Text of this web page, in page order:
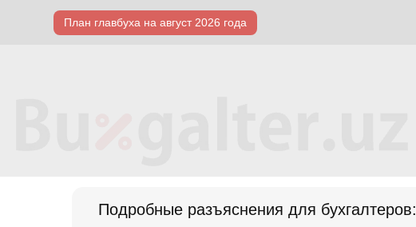
План главбуха на август 2026 года
Подробные разъяснения для бухгалтеров: